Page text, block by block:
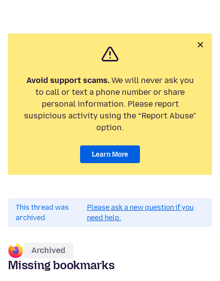
Avoid support scams.We will never ask you
to call or text a phone number or share
personal information. Please report
suspicious activity using the “Report Abuse”
option.
Learn More
This thread was
archived.
Please ask a new question if you
need help.
Archived
Missing bookmarks